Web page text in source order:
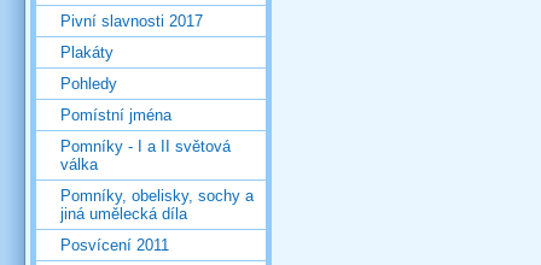
Pivní slavnosti 2017
Plakáty
Pohledy
Pomístní jména
Pomníky - I a II světová
válka
Pomníky, obelisky, sochy a
jiná umělecká díla
Posvícení 2011